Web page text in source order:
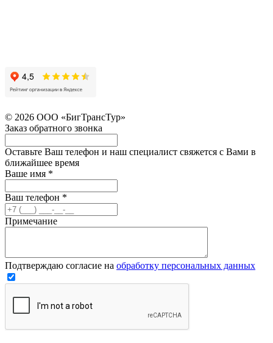
© 2026 ООО «БигТрансТур»
Заказ обратного звонка
Оставьте Ваш телефон и наш специалист свяжется с Вами в
ближайшее время
Ваше имя *
Ваш телефон *
Примечание
Подтверждаю согласие на обработку персональных данных